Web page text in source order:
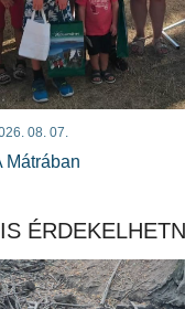
08. 07.
Mátrában